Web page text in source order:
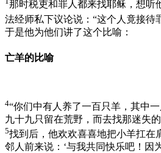
那时税吏和罪人都来找耶稣，想听
法经师私下议论说：“这个人竟接待
于是他为他们讲了这个比喻：
亡羊的比喻
4“你们中有人养了一百只羊，其中
九十九只留在荒野，而去找那迷失
5找到后，他欢欢喜喜地把小羊扛在
邻人前来说：‘与我共同快乐吧！因